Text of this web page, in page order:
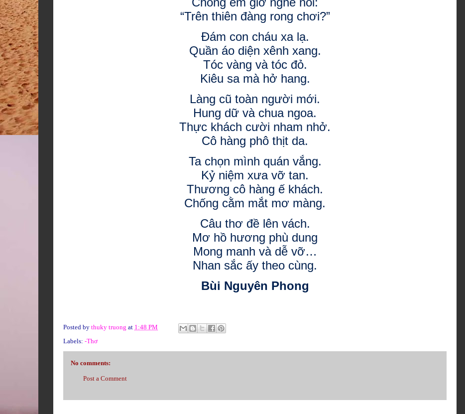
“Trên thiên đàng rong chơi?”
Đám con cháu xa lạ.
Quần áo diện xênh xang.
Tóc vàng và tóc đỏ.
Kiêu sa mà hở hang.
Làng cũ toàn người mới.
Hung dữ và chua ngoa.
Thực khách cười nham nhở.
Cô hàng phô thịt da.
Ta chọn mình quán vắng.
Kỷ niệm xưa vỡ tan.
Thương cô hàng ế khách.
Chống cằm mắt mơ màng.
Câu thơ đề lên vách.
Mơ hồ hương phù dung
Mong manh và dễ vỡ…
Nhan sắc ấy theo cùng.
Bùi Nguyên Phong
Posted by thuky truong at 1:48 PM
Labels: -Thơ
No comments:
Post a Comment